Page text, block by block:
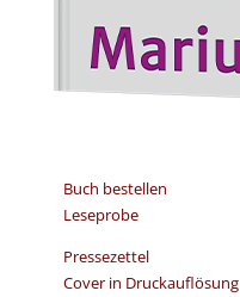
Buch bestellen
Leseprobe
Pressezettel
Cover in Druckauflösung